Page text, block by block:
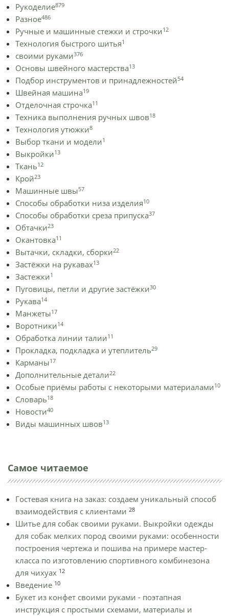
Рукоделие879
Разное486
Ручные и машинные стежки и строчки12
Технология быстрого шитья1
своими руками376
Основы швейного мастерства13
Подбор инструментов и принадлежностей54
Швейная машина19
Отделочная строчка11
Техника выполнения ручных швов18
Технология утюжки8
Выбор ткани и модели1
Выкройки13
Ткань12
Крой23
Машинные швы57
Способы обработки низа изделия10
Способы обработки среза припуска37
Обтачки23
Окантовка11
Вытачки, складки, сборки22
Застёжки на рукавах13
Застежки1
Пуговицы, петли и другие застёжки30
Рукава14
Манжеты17
Воротники14
Обработка линии талии11
Прокладка, подкладка и утеплитель29
Карманы17
Дополнительные детали22
Особые приёмы работы с некоторыми материалами10
Словарь18
Новости40
Виды машинных швов13
Самое читаемое
Гостевая книга на заказ: создаем уникальный способ
взаимодействия с клиентами 28
Шитье для собак своими руками. Выкройки одежды
для собак мелких пород своими руками: особенности
построения чертежа и пошива на примере мастер-
класса по изготовлению спортивного комбинезона
для чихуах 12
Введение 10
Букет из конфет своими руками - поэтапная
инструкция с простыми схемами, материалы и